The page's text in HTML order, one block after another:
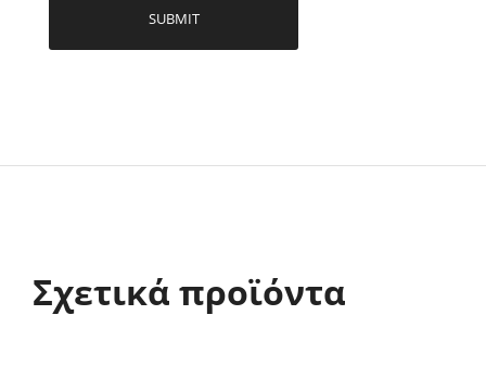
Σχετικά προϊόντα